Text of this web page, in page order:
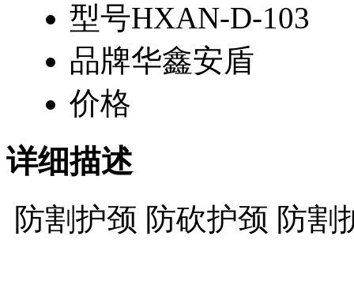
型号HXAN-D-103
品牌华鑫安盾
价格
详细描述
防割护颈 防砍护颈 防割